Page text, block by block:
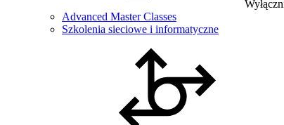
Advanced Master Classes
Szkolenia sieciowe i informatyczne